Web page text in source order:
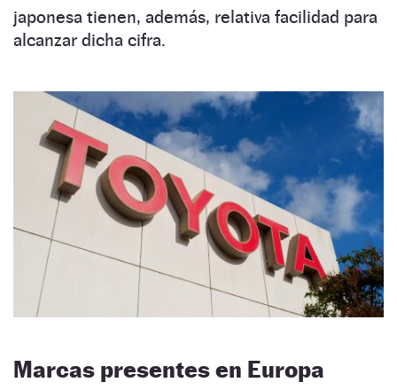
japonesa tienen, además, relativa facilidad para
alcanzar dicha cifra.
Marcas presentes en Europa